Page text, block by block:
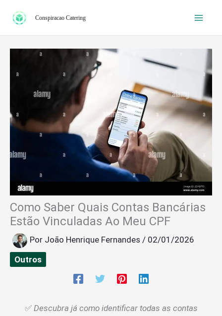
para
conteúdo
Conspiracao Catering
Como Saber Quais Contas Bancárias
Estão Vinculadas Ao Meu CPF
Por João Henrique Fernandes / 02/01/2026
Outros
✅ Descubra já como identificar todas as contas